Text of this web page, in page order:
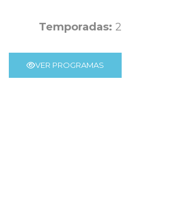
Temporadas: 2
VER PROGRAMAS